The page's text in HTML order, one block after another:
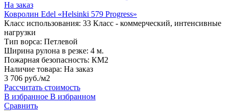
На заказ
Ковролин Edel «Helsinki 579 Progress»
Класс использования: 33 Класс - коммерческий, интенсивные
нагрузки
Тип ворса: Петлевой
Ширина рулона в резке: 4 м.
Пожарная безопасность: КМ2
Наличие товара: На заказ
3 706 руб./м2
Рассчитать стоимость
В избранное В избранном
Сравнить